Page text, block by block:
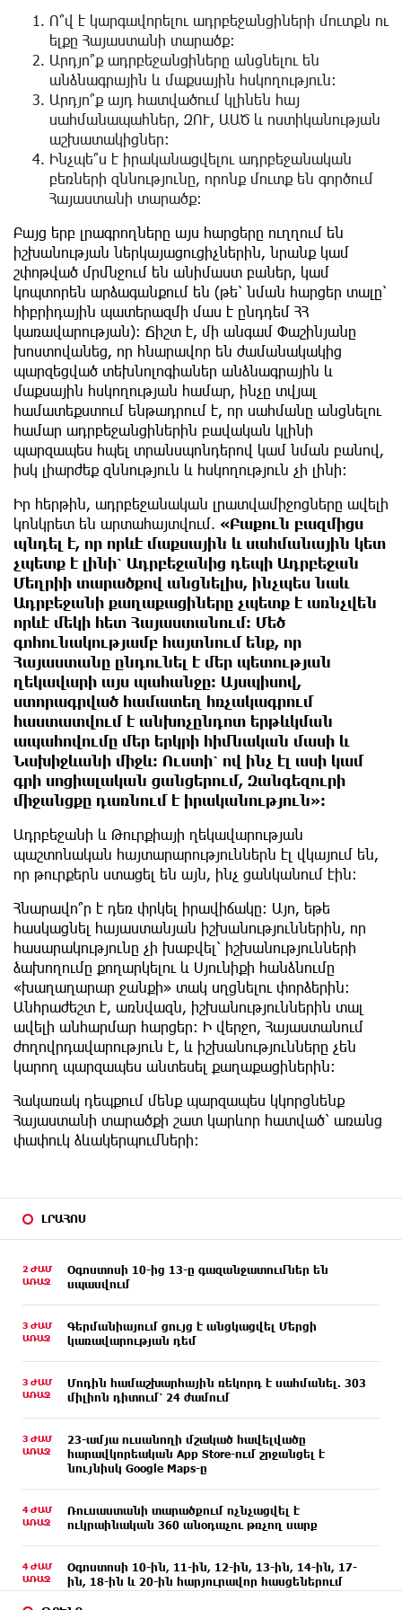
ԼՐԱՀՈՍ
2 ԺԱՄ
ԱՌԱՋ
Օգոստոսի 10-ից 13-ը գազանջատումներ են
սպասվում
3 ԺԱՄ
ԱՌԱՋ
Գերմանիայում ցույց է անցկացվել Մերցի
կառավարության դեմ
3 ԺԱՄ
ԱՌԱՋ
Մոդին համաշխարհային ռեկորդ է սահմանել. 303
միլիոն դիտում՝ 24 ժամում
3 ԺԱՄ
ԱՌԱՋ
23-ամյա ուսանողի մշակած հավելվածը
հարավկորեական App Store-ում շրջանցել է
նույնիսկ Google Maps-ը
4 ԺԱՄ
ԱՌԱՋ
Ռուսաստանի տարածքում ոչնչացվել է
ուկրաինական 360 անօդաչու թռչող սարք
4 ԺԱՄ
ԱՌԱՋ
Օգոստոսի 10-ին, 11-ին, 12-ին, 13-ին, 14-ին, 17-
ին, 18-ին և 20-ին հարյուրավոր հասցեներում
Ո՞վ է կարգավորելու ադրբեջանցիների մուտքն ու
ելքը Հայաստանի տարածք։
Արդյո՞ք ադրբեջանցիները անցնելու են
անձնագրային և մաքսային հսկողություն։
Արդյո՞ք այդ հատվածում կլինեն հայ
սահմանապահներ, ԶՈՒ, ԱԱԾ և ոստիկանության
աշխատակիցներ։
Ինչպե՞ս է իրականացվելու ադրբեջանական
բեռների զննությունը, որոնք մուտք են գործում
Հայաստանի տարածք։
Բայց երբ լրագրողները այս հարցերը ուղղում են
իշխանության ներկայացուցիչներին, նրանք կամ
շփոթված մրմնջում են անիմաստ բաներ, կամ
կոպտորեն արձագանքում են (թե՝ նման հարցեր տալը՝
հիբրիդային պատերազմի մաս է ընդդեմ ՀՀ
կառավարության)։ Ճիշտ է, մի անգամ Փաշինյանը
խոստովանեց, որ հնարավոր են ժամանակակից
պարզեցված տեխնոլոգիաներ անձնագրային և
մաքսային հսկողության համար, ինչը տվյալ
համատեքստում ենթադրում է, որ սահմանը անցնելու
համար ադրբեջանցիներին բավական կլինի
պարզապես հպել տրանսպոնդերով կամ նման բանով,
իսկ լիարժեք զննություն և հսկողություն չի լինի։
Իր հերթին, ադրբեջանական լրատվամիջոցները ավելի
կոնկրետ են արտահայտվում. «Բաքուն բազմիցս
պնդել է, որ որևէ մաքսային և սահմանային կետ
չպետք է լինի՝ Ադրբեջանից դեպի Ադրբեջան
Մեղրիի տարածքով անցնելիս, ինչպես նաև
Ադրբեջանի քաղաքացիները չպետք է առնչվեն
որևէ մեկի հետ Հայաստանում: Մեծ
գոհունակությամբ հայտնում ենք, որ
Հայաստանը ընդունել է մեր պետության
ղեկավարի այս պահանջը։ Այսպիսով,
ստորագրված համատեղ հռչակագրում
հաստատվում է անխոչընդոտ երթևկման
ապահովումը մեր երկրի հիմնական մասի և
Նախիջևանի միջև։ Ուստի՝ ով ինչ էլ ասի կամ
գրի սոցիալական ցանցերում, Զանգեզուրի
միջանցքը դառնում է իրականություն»։
Ադրբեջանի և Թուրքիայի ղեկավարության
պաշտոնական հայտարարություններն էլ վկայում են,
որ թուրքերն ստացել են այն, ինչ ցանկանում էին։
Հնարավո՞ր է դեռ փրկել իրավիճակը։ Այո, եթե
հասկացնել հայաստանյան իշխանություններին, որ
հասարակությունը չի խաբվել՝ իշխանությունների
ձախողումը քողարկելու և Սյունիքի հանձնումը
«խաղաղարար ջանքի» տակ սղցնելու փորձերին։
Անհրաժեշտ է, առնվազն, իշխանություններին տալ
ավելի անհարմար հարցեր։ Ի վերջո, Հայաստանում
ժողովրդավարություն է, և իշխանությունները չեն
կարող պարզապես անտեսել քաղաքացիներին։
Հակառակ դեպքում մենք պարզապես կկորցնենք
Հայաստանի տարածքի շատ կարևոր հատված՝ առանց
փափուկ ձևակերպումների։